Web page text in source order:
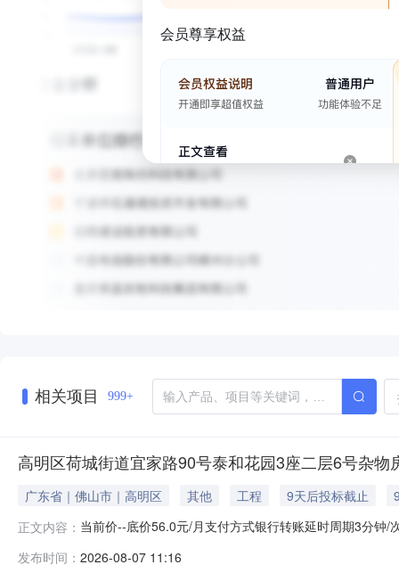
会员尊享权益
相关项目 999+
高明区荷城街道宜家路90号泰和花园3座二层6号杂物
广东省｜佛山市｜高明区 其他 工程 9天后投标截止
正文内容： 当前价--底价56.0元/月支付方式银行转账延时周期3分钟
泰和花园3座二层6号杂物房资产编号202106070025-1
发布时间： 2026-08-07 11:16